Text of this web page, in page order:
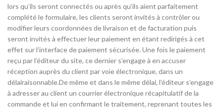
lors qu’ils seront connectés ou après qu’ils aient parfaitement
complété le formulaire, les clients seront invités à contrôler ou
modifier leurs coordonnées de livraison et de facturation puis
seront invités à effectuer leur paiement en étant redirigés à cet
effet sur l’interface de paiement sécurisée. Une fois le paiement
reçu par l’éditeur du site, ce dernier s’engage à en accuser
réception auprès du client par voie électronique, dans un
délairaisonnable.De même et dans le même délai, l’éditeur s’engage
à adresser au client un courrier électronique récapitulatif de la
commande et lui en confirmant le traitement, reprenant toutes les